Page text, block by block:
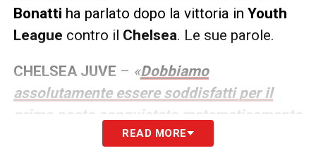
Bonatti ha parlato dopo la vittoria in Youth
League contro il Chelsea. Le sue parole.
CHELSEA JUVE – «Dobbiamo
assolutamente essere soddisfatti per il
primo posto conquistato matematicamente
, ma soprattutto per una
READ MORE